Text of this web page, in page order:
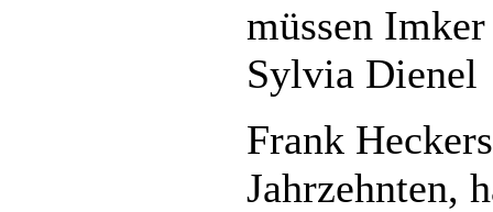
müssen
Sylvia Dienel
Frank
Jahrzehnten,